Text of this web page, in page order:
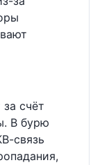
счёт
В бурю
связь